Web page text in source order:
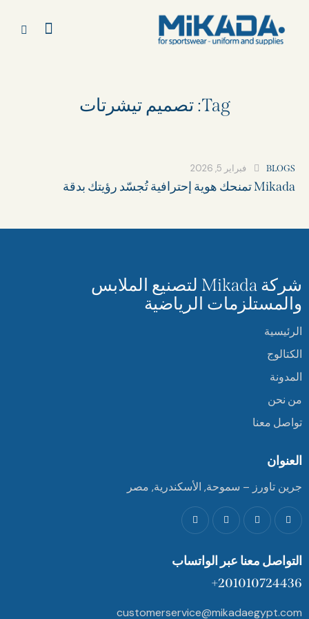
Tag: تصميم تيشرتات​
BLOGS فبراير 5, 2026
Mikada تمنحك هوية إحترافية تُجسّد رؤيتك بدقة
شركة Mikada لتصنيع الملابس
والمستلزمات الرياضية
الرئيسية
الكتالوج
المدونة
من نحن
تواصل معنا
العنوان
جرين تاورز – سموحة, الأسكندرية, مصر
التواصل معنا عبر الواتساب
201010724436+
customerservice@mikadaegypt.com